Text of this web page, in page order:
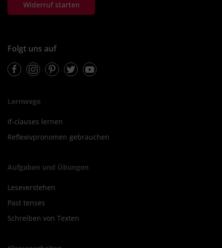
Widerruf starten
Folgt uns auf
FacebookInstagramPinterestTwitterYoutube
Lernwege
If-clauses lernen
Reflexivpronomen gebrauchen
Aufgaben und Übungen
Leseverstehen
Past tenses
Schreiben von Texten